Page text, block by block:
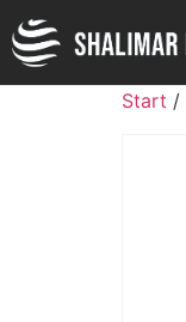
Start /